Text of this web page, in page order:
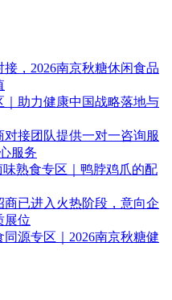
，2026南京秋糖休闲食品
｜助力健康中国战略落地与
接团队提供一对一咨询服
服务
味熟食专区｜鸭脖鸡爪的配
商已进入火热阶段，意向企
展位
源专区｜2026南京秋糖健